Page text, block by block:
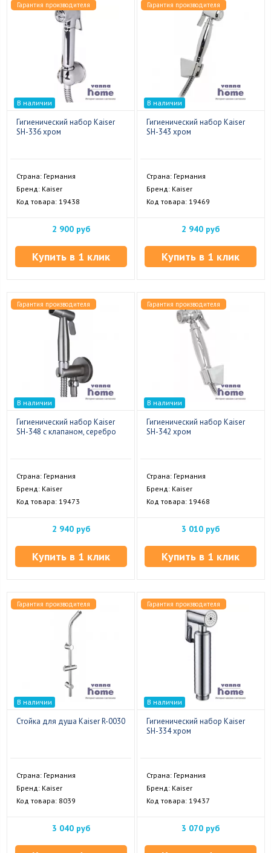
Гарантия производителя
В наличии
Гигиенический набор Kaiser
SH-336 хром
Страна: Германия
Бренд: Kaiser
Код товара: 19438
2 900 руб
Купить в 1 клик
Гарантия производителя
В наличии
Гигиенический набор Kaiser
SH-343 хром
Страна: Германия
Бренд: Kaiser
Код товара: 19469
2 940 руб
Купить в 1 клик
Гарантия производителя
В наличии
Гигиенический набор Kaiser
SH-348 с клапаном, серебро
Страна: Германия
Бренд: Kaiser
Код товара: 19473
2 940 руб
Купить в 1 клик
Гарантия производителя
В наличии
Гигиенический набор Kaiser
SH-342 хром
Страна: Германия
Бренд: Kaiser
Код товара: 19468
3 010 руб
Купить в 1 клик
Гарантия производителя
В наличии
Стойка для душа Kaiser R-0030
Страна: Германия
Бренд: Kaiser
Код товара: 8039
3 040 руб
Гарантия производителя
В наличии
Гигиенический набор Kaiser
SH-334 хром
Страна: Германия
Бренд: Kaiser
Код товара: 19437
3 070 руб